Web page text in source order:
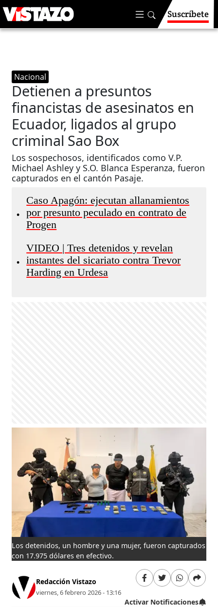
Suscríbete
Nacional
Detienen a presuntos
financistas de asesinatos en
Ecuador, ligados al grupo
criminal Sao Box
Los sospechosos, identificados como V.P.
Michael Ashley y S.O. Blanca Esperanza, fueron
capturados en el cantón Pasaje.
•
Caso Apagón: ejecutan allanamientos
por presunto peculado en contrato de
Progen
•
VIDEO | Tres detenidos y revelan
instantes del sicariato contra Trevor
Harding en Urdesa
Los detenidos, un hombre y una mujer, fueron capturados
con 17.975 dólares en efectivo.
Redacción Vistazo
viernes, 6 febrero 2026 - 13:16
Activar Notificaciones